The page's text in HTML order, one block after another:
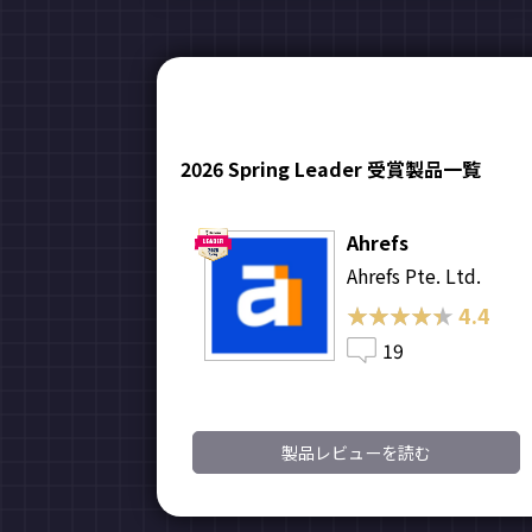
2026 Spring Leader 受賞製品一覧
Ahrefs
Ahrefs Pte. Ltd.
★★★★★
★★★★★4.4
19
製品レビューを読む